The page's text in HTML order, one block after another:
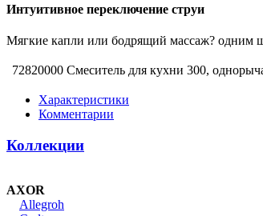
Интуитивное переключение струи
Мягкие капли или бодрящий массаж? одним
72820000 Смеситель для кухни 300,
Характеристики
Комментарии
Коллекции
AXOR
Allegroh